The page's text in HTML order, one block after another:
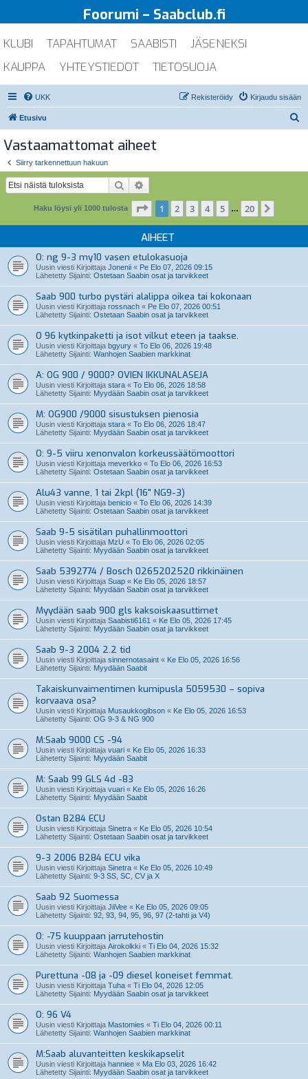
Foorumi – Saabclub.fi
KLUBI TAPAHTUMAT SAABISTI
JÄSENEKSI
KAUPPA
YHTEYSTIEDOT TIETOSUOJA
UKK Kirjaudu sisään
Rekisteröidy
Etusivu
Vastaamattomat aiheet
Siirry tarkennettuun hakuun
Etsi
Haku löysi yli 1000 tulosta Sivu /20
1 2 3 4 5 … 20
AIHEET
O: ng 9-3 my10 vasen etulokasuoja
Uusin viesti Kirjoittaja Jonenii « Pe Elo 07, 2026 09:15
Lähetetty Sijainti: Ostetaan Saabin osat ja tarvikkeet
Saab 900 turbo pystäri alalippa oikea tai kokonaan
Uusin viesti Kirjoittaja rossnach « Pe Elo 07, 2026 00:51
Lähetetty Sijainti: Ostetaan Saabin osat ja tarvikkeet
O 96 kytkinpaketti ja isot vilkut eteen ja taakse.
Uusin viesti Kirjoittaja bgyury « To Elo 06, 2026 19:48
Lähetetty Sijainti: Wanhojen Saabien markkinat
A: OG 900 / 9000? OVIEN IKKUNALASEJA
Uusin viesti Kirjoittaja stara « To Elo 06, 2026 18:58
Lähetetty Sijainti: Myydään Saabin osat ja tarvikkeet
M: OG900 /9000 sisustuksen pienosia
Uusin viesti Kirjoittaja stara « To Elo 06, 2026 18:47
Lähetetty Sijainti: Myydään Saabin osat ja tarvikkeet
O: 9-5 viiru xenonvalon korkeussäätömoottori
Uusin viesti Kirjoittaja meverkko « To Elo 06, 2026 16:53
Lähetetty Sijainti: Ostetaan Saabin osat ja tarvikkeet
Alu43 vanne, 1 tai 2kpl (16" NG9-3)
Uusin viesti Kirjoittaja benicio « To Elo 06, 2026 14:39
Lähetetty Sijainti: Ostetaan Saabin osat ja tarvikkeet
Saab 9-5 sisätilan puhallinmoottori
Uusin viesti Kirjoittaja MzU « To Elo 06, 2026 02:05
Lähetetty Sijainti: Myydään Saabin osat ja tarvikkeet
Saab 5392774 / Bosch 0265202520 rikkinäinen
Uusin viesti Kirjoittaja Suap « Ke Elo 05, 2026 18:57
Lähetetty Sijainti: Myydään Saabin osat ja tarvikkeet
Myydään saab 900 gls kaksoiskaasuttimet
Uusin viesti Kirjoittaja Saabisti6161 « Ke Elo 05, 2026 17:45
Lähetetty Sijainti: Myydään Saabin osat ja tarvikkeet
Saab 9-3 2004 2.2 tid
Uusin viesti Kirjoittaja sinnernotasaint « Ke Elo 05, 2026 16:56
Lähetetty Sijainti: Myydään Saabit
Takaiskunvaimentimen kumipusla 5059530 – sopiva
korvaava osa?
Uusin viesti Kirjoittaja Musaukkogibson « Ke Elo 05, 2026 16:53
Lähetetty Sijainti: OG 9-3 & NG 900
M:Saab 9000 CS -94
Uusin viesti Kirjoittaja vuari « Ke Elo 05, 2026 16:33
Lähetetty Sijainti: Myydään Saabit
M: Saab 99 GLS 4d -83
Uusin viesti Kirjoittaja vuari « Ke Elo 05, 2026 16:26
Lähetetty Sijainti: Myydään Saabit
Ostan B284 ECU
Uusin viesti Kirjoittaja Sinetra « Ke Elo 05, 2026 10:54
Lähetetty Sijainti: Ostetaan Saabin osat ja tarvikkeet
9-3 2006 B284 ECU vika
Uusin viesti Kirjoittaja Sinetra « Ke Elo 05, 2026 10:49
Lähetetty Sijainti: 9-3 SS, SC, CV ja X
Saab 92 Suomessa
Uusin viesti Kirjoittaja JiiVee « Ke Elo 05, 2026 09:05
Lähetetty Sijainti: 92, 93, 94, 95, 96, 97 (2-tahti ja V4)
O: -75 kuuppaan jarrutehostin
Uusin viesti Kirjoittaja Airokolkki « Ti Elo 04, 2026 15:32
Lähetetty Sijainti: Wanhojen Saabien markkinat
Purettuna -08 ja -09 diesel koneiset femmat.
Uusin viesti Kirjoittaja Tuha « Ti Elo 04, 2026 12:05
Lähetetty Sijainti: Myydään Saabin osat ja tarvikkeet
O: 96 V4
Uusin viesti Kirjoittaja Mastomies « Ti Elo 04, 2026 00:11
Lähetetty Sijainti: Wanhojen Saabien markkinat
M:Saab aluvanteitten keskikapselit
Uusin viesti Kirjoittaja hanniee « Ma Elo 03, 2026 16:42
Lähetetty Sijainti: Myydään Saabin osat ja tarvikkeet